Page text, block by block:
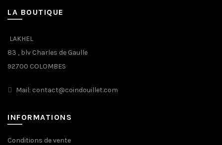
LA BOUTIQUE
LAKHEL
83 , blv Charles de Gaulle
92700 COLOMBES
Mail: contact@coindouillet.com
INFORMATIONS
Conditions de vente